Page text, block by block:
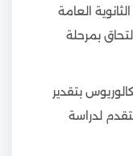
العامة
بمرحلة
بتقدير
لدراسة